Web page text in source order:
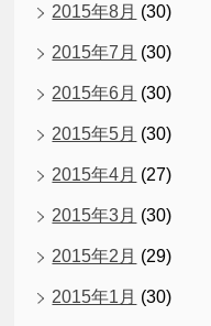
2015年8月 (30)
2015年7月 (30)
2015年6月 (30)
2015年5月 (30)
2015年4月 (27)
2015年3月 (30)
2015年2月 (29)
2015年1月 (30)